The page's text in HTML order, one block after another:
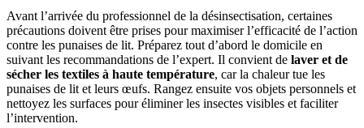
Avant l’arrivée du professionnel de la désinsectisation, certaines
précautions doivent être prises pour maximiser l’efficacité de l’action
contre les punaises de lit. Préparez tout d’abord le domicile en
suivant les recommandations de l’expert. Il convient de laver et de
sécher les textiles à haute température, car la chaleur tue les
punaises de lit et leurs œufs. Rangez ensuite vos objets personnels et
nettoyez les surfaces pour éliminer les insectes visibles et faciliter
l’intervention.